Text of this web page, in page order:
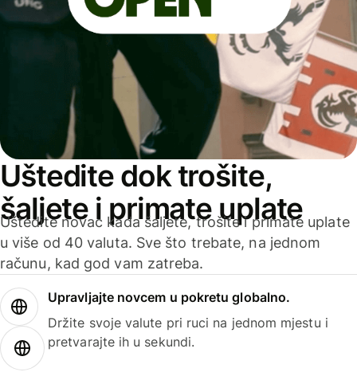
Uštedite dok trošite,
šaljete i primate uplate
Uštedite novac kada šaljete, trošite i primate uplate
u više od 40 valuta. Sve što trebate, na jednom
računu, kad god vam zatreba.
Upravljajte novcem u pokretu globalno.
Držite svoje valute pri ruci na jednom mjestu i
pretvarajte ih u sekundi.